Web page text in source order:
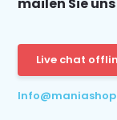
Live chat